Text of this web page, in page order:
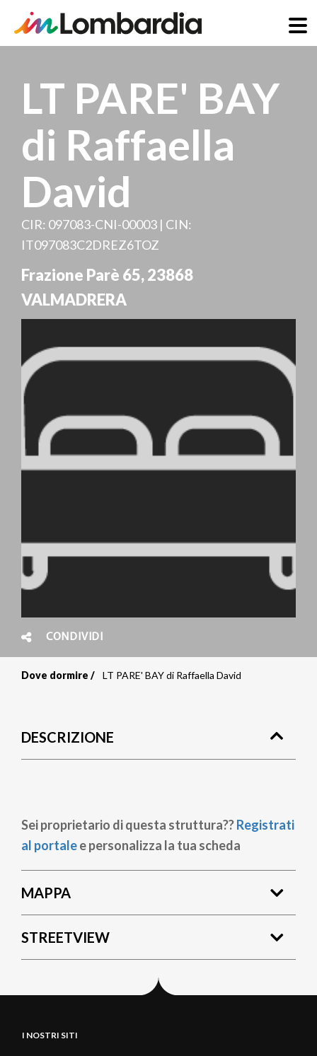
contenuto
principale
LT PARE' BAY
di Raffaella
David
CIR: 097083-CNI-00003 | CIN:
IT097083C2DREZ6TOZ
Frazione Parè 65,23868
VALMADRERA
CONDIVIDI
pane
Dove dormire LT PARE' BAY di Raffaella David
DESCRIZIONE
Sei proprietario di questa struttura??Registrati
al portalee personalizza la tua scheda
MAPPA
STREETVIEW
I NOSTRI SITI